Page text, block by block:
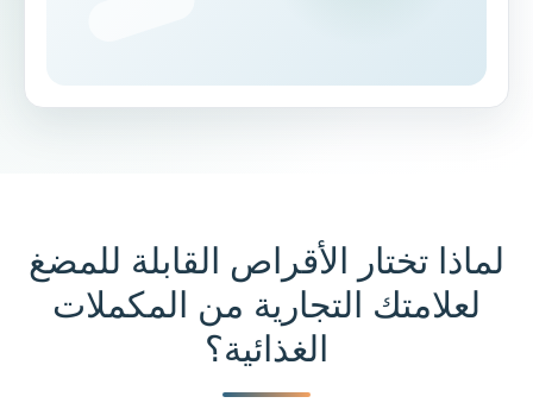
لماذا تختار الأقراص القابلة للمضغ
لعلامتك التجارية من المكملات
الغذائية؟